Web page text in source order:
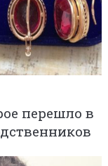
перешло в